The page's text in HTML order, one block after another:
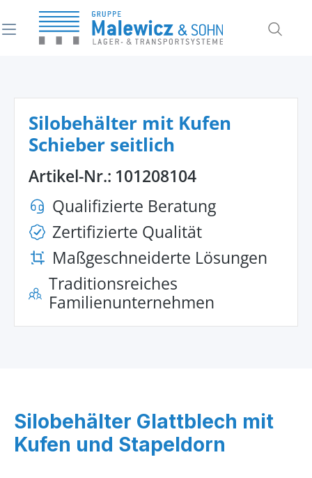
springen
Silobehälter mit Kufen
Schieber seitlich
Artikel-Nr.: 101208104
Qualifizierte Beratung
Zertifizierte Qualität
Maßgeschneiderte Lösungen
Traditionsreiches
Familienunternehmen
Silobehälter Glattblech mit
Kufen und Stapeldorn